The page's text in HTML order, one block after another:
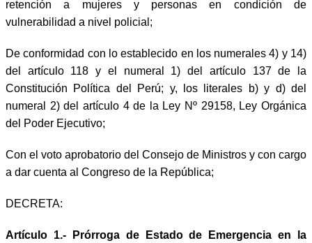
retención a mujeres y personas en condición de
vulnerabilidad a nivel policial;
De conformidad con lo establecido en los numerales 4) y 14)
del artículo 118 y el numeral 1) del artículo 137 de la
Constitución Política del Perú; y, los literales b) y d) del
numeral 2) del artículo 4 de la Ley Nº 29158, Ley Orgánica
del Poder Ejecutivo;
Con el voto aprobatorio del Consejo de Ministros y con cargo
a dar cuenta al Congreso de la República;
DECRETA:
Artículo 1.- Prórroga de Estado de Emergencia en la